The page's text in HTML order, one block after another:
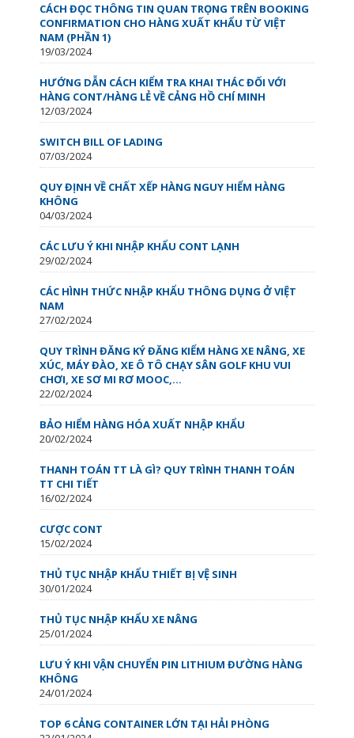
CÁCH ĐỌC THÔNG TIN QUAN TRỌNG TRÊN BOOKING
CONFIRMATION CHO HÀNG XUẤT KHẨU TỪ VIỆT
NAM (PHẦN 1)
19/03/2024
HƯỚNG DẪN CÁCH KIỂM TRA KHAI THÁC ĐỐI VỚI
HÀNG CONT/HÀNG LẺ VỀ CẢNG HỒ CHÍ MINH
12/03/2024
SWITCH BILL OF LADING
07/03/2024
QUY ĐỊNH VỀ CHẤT XẾP HÀNG NGUY HIỂM HÀNG
KHÔNG
04/03/2024
CÁC LƯU Ý KHI NHẬP KHẨU CONT LẠNH
29/02/2024
CÁC HÌNH THỨC NHẬP KHẨU THÔNG DỤNG Ở VIỆT
NAM
27/02/2024
QUY TRÌNH ĐĂNG KÝ ĐĂNG KIỂM HÀNG XE NÂNG, XE
XÚC, MÁY ĐÀO, XE Ô TÔ CHẠY SÂN GOLF KHU VUI
CHƠI, XE SƠ MI RƠ MOOC,...
22/02/2024
BẢO HIỂM HÀNG HÓA XUẤT NHẬP KHẨU
20/02/2024
THANH TOÁN TT LÀ GÌ? QUY TRÌNH THANH TOÁN
TT CHI TIẾT
16/02/2024
CƯỢC CONT
15/02/2024
THỦ TỤC NHẬP KHẨU THIẾT BỊ VỆ SINH
30/01/2024
THỦ TỤC NHẬP KHẨU XE NÂNG
25/01/2024
LƯU Ý KHI VẬN CHUYỂN PIN LITHIUM ĐƯỜNG HÀNG
KHÔNG
24/01/2024
TOP 6 CẢNG CONTAINER LỚN TẠI HẢI PHÒNG